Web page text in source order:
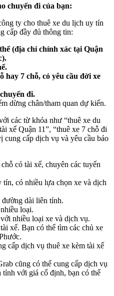
chuyến đi của bạn:
ty cho thuê xe du lịch uy tín
cấp đầy đủ thông tin:
(địa chỉ chính xác tại Quận
hay 7 chỗ, có yêu cầu đời xe
đi.
dừng chân/tham quan dự kiến.
các từ khóa như “thuê xe du
xế Quận 11”, “thuê xe 7 chỗ đi
cung cấp dịch vụ và yêu cầu báo
có tài xế, chuyên các tuyến
có nhiều lựa chọn xe và dịch
dài liên tỉnh.
loại.
nhiều loại xe và dịch vụ.
xế. Bạn có thể tìm các chủ xe
cấp dịch vụ thuê xe kèm tài xế
cũng có thể cung cấp dịch vụ
với giá cố định, bạn có thể